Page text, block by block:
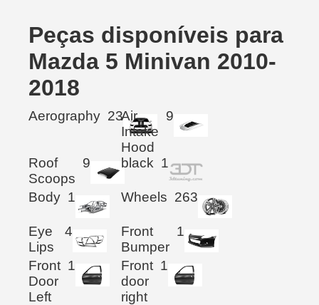
Peças disponíveis para
Mazda 5 Minivan 2010-
2018
Aerography 23Air
Intake
Hood
9
Roof
Scoops
9 black 1
Body 1 Wheels 263
Eye
Lips
4
Front
Bumper
1
Front
Door
Left
1
Front
door
right
1